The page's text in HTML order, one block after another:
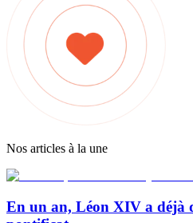
Nos articles à la une
En un an, Léon XIV a déjà